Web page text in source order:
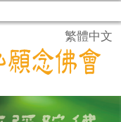
繁體中文